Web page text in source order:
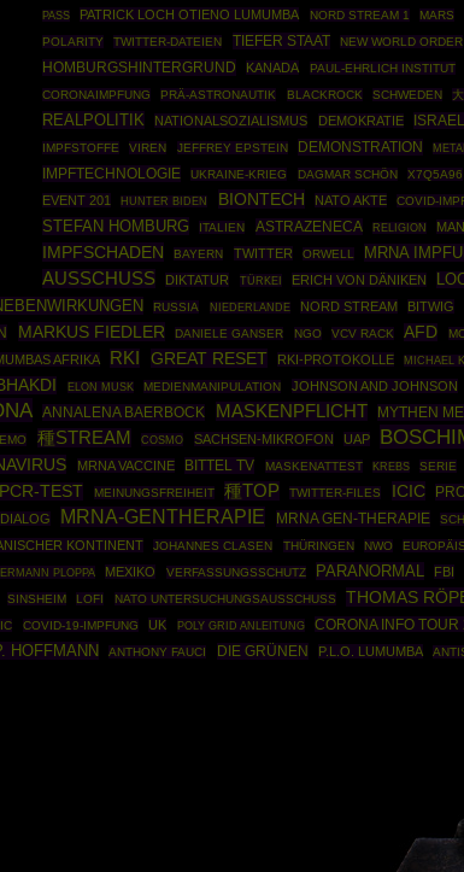
PASS PATRICK LOCH OTIENO LUMUMBA NORD STREAM 1 MARS
POLARITY TWITTER-DATEIEN TIEFER STAAT NEW WORLD ORDER
HOMBURGSHINTERGRUND KANADA PAUL-EHRLICH INSTITUT
CORONAIMPFUNG PRÄ-ASTRONAUTIK BLACKROCK SCHWEDEN
REALPOLITIK NATIONALSOZIALISMUS DEMOKRATIE ISRAEL
IMPFSTOFFE
VIREN JEFFREY EPSTEIN DEMONSTRATION
IMPFTECHNOLOGIE
UKRAINE-KRIEG DAGMAR SCHÖN X7Q5A96
EVENT 201
HUNTER BIDEN BIONTECH NATO AKTE COVID-
STEFAN HOMBURG ITALIEN ASTRAZENECA RELIGION
IMPFSCHADEN BAYERN TWITTER ORWELL MRNA
AUSSCHUSS
DIKTATUR TÜRKEI ERICH VON DÄNIKEN
RUSSIA NIEDERLANDE NORD STREAM BITWIG
MARKUS FIEDLER DANIELE GANSER NGO VCV RACK AFD
AFRIKA RKI GREAT RESET RKI-PROTOKOLLE MICHAEL
ELON MUSK MEDIENMANIPULATION JOHNSON AND JOHNSON
ANNALENA BAERBOCK MASKENPFLICHT MYTHEN
種STREAM COSMO SACHSEN-MIKROFON UAP
MRNA VACCINE BITTEL TV MASKENATTEST KREBS SERIE
PCR-TEST MEINUNGSFREIHEIT 種TOP TWITTER-FILES ICIC
MRNA-GENTHERAPIE MRNA GEN-THERAPIE
KONTINENT JOHANNES CLASEN THÜRINGEN NWO
PLOPPA MEXIKO VERFASSUNGSSCHUTZ PARANORMAL FBI
SINSHEIM LOFI NATO UNTERSUCHUNGSAUSSCHUSS THOMAS
COVID-19-IMPFUNG UK POLY GRID ANLEITUNG CORONA INFO TOUR
HOFFMANN ANTHONY FAUCI DIE GRÜNEN P.L.O. LUMUMBA